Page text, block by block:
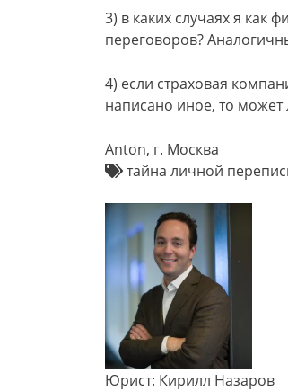
3) в каких случаях я как
переговоров?
4) если страховая
написано иное, то может
Anton, г. Москва
тайна личной
Юрист: Кирилл Назаров